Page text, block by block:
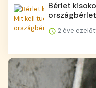
Bérlet
2 éve